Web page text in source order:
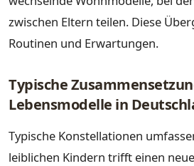
zwischen Eltern teilen. Diese
Routinen und Erwartungen.
Typische
Lebensmodelle in
Typische Konstellationen
leiblichen Kindern trifft einen